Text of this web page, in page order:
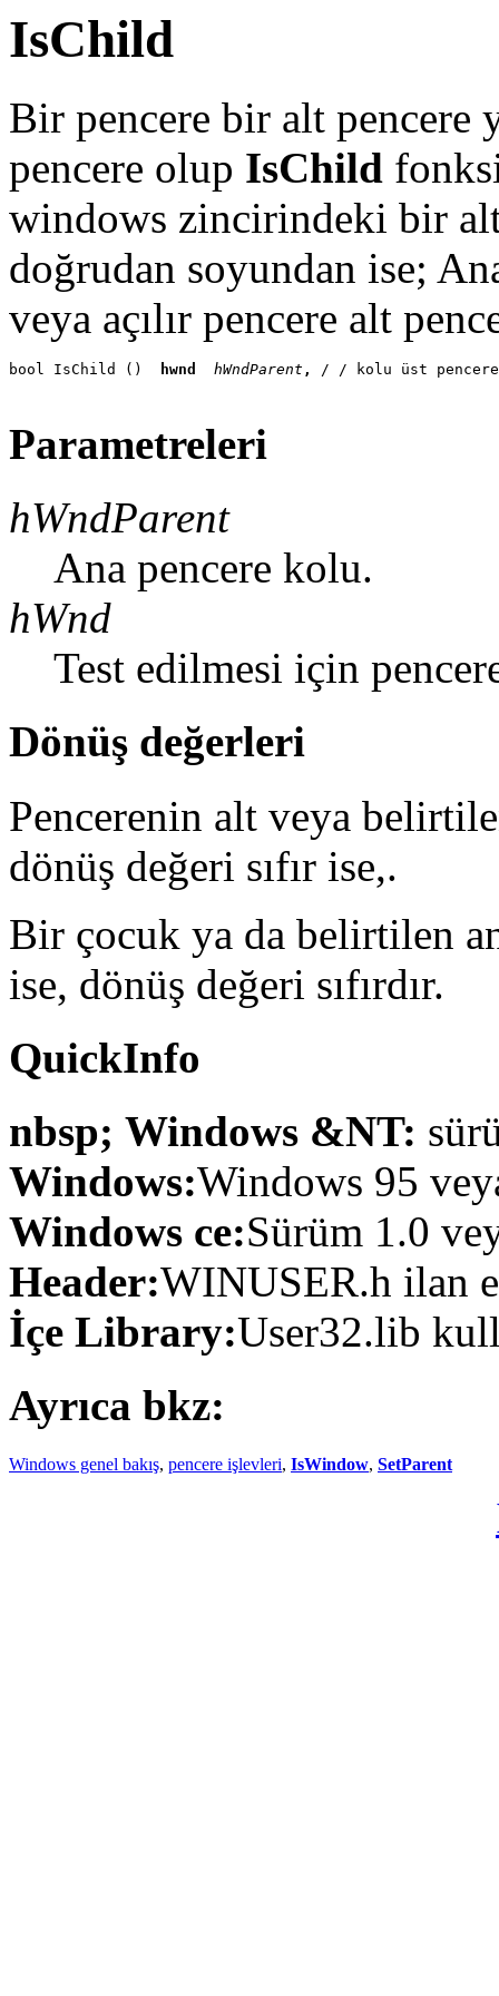
IsChild
Bir pencere bir alt pencere
pencere olup IsChild
windows zincirindeki bir
doğrudan soyundan ise;
veya açılır pencere alt
bool IsChild () hwnd hWndParent , / / kolu üst
Parametreleri
hWndParent
Ana pencere kolu.
hWnd
Test edilmesi için
Dönüş değerleri
Pencerenin alt veya
dönüş değeri sıfır ise,.
Bir çocuk ya da belirtilen
ise, dönüş değeri sıfırdır.
QuickInfo
nbsp; Windows &NT:
Windows:Windows 95
Windows ce:Sürüm 1.0
Header:WINUSER.h ilan
İçe Library:User32.lib
Ayrıca bkz:
Windows genel bakış, pencere işlevleri, IsWindow, SetParent